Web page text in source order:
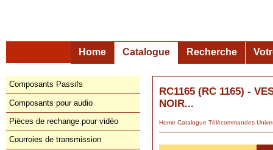
Home Catalogue Recherche
Composants Passifs
Composants pour audio
Pièces de rechange pour vidéo
Courroies de transmission
RC1165 (RC 1165) -
NOIR...
Home Catalogue Télécommandes